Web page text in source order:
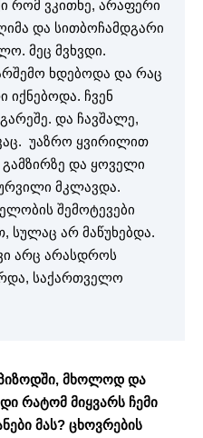
რომ ვკითხე, არაფერი
და სითბოჩამდგარი
მეც მვხვდი.
ხდებოდა და რაც
იქნებოდა. ჩვენ
და ჩავშალე,
უაზრო ყვირილით
და ყოველი
მკლავდა.
შემოტევები
სულაც არ მაწუხებდა.
არც არასდროს
საქართველო
მხოლოდ და
რატომ მიყვარს ჩემი
მას? ცხოვრების